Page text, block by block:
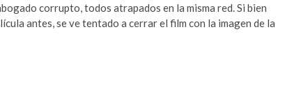
corrupto, todos atrapados en la misma red. Si bien
antes, se ve tentado a cerrar el film con la imagen de la